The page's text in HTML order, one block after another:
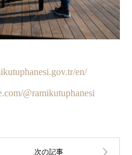
en/
@ramikutuphanesi